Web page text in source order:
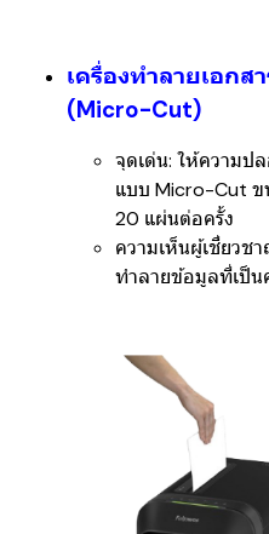
เครื่องทำลายเอกส
(Micro-Cut)
จุดเด่น: ให้ความป
แบบ Micro-Cut ข
20 แผ่นต่อครั้ง
ความเห็นผู้เชี่ยวช
ทำลายข้อมูลที่เป็